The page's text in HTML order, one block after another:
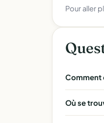
Pour aller
Comment
Où se